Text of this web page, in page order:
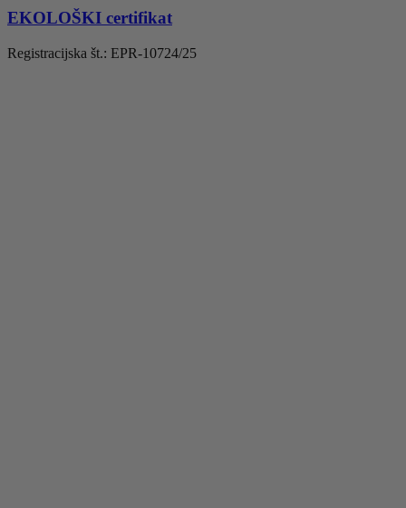
EKOLOŠKI certifikat
Registracijska št.: EPR-10724/25